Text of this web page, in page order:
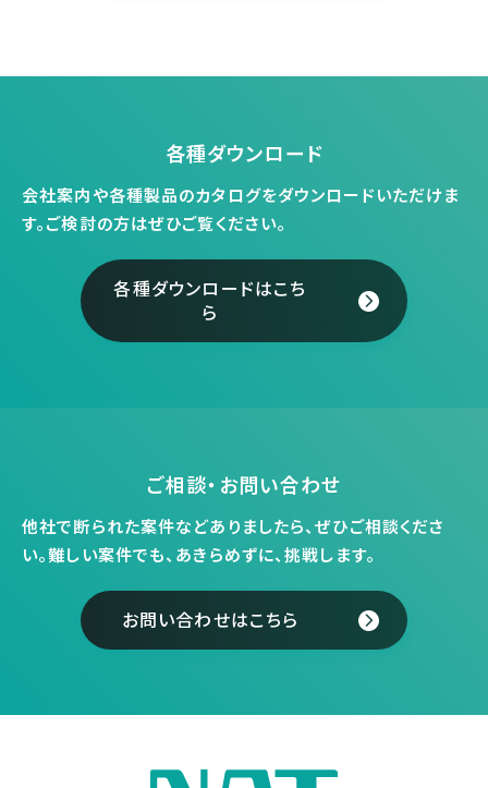
各種ダウンロード
会社案内や各種製品のカタログをダウンロードいただけま
す。ご検討の方はぜひご覧ください。
各種ダウンロードはこち
ら
ご相談・お問い合わせ
他社で断られた案件などありましたら、ぜひご相談くださ
い。難しい案件でも、あきらめずに、挑戦します。
お問い合わせはこちら